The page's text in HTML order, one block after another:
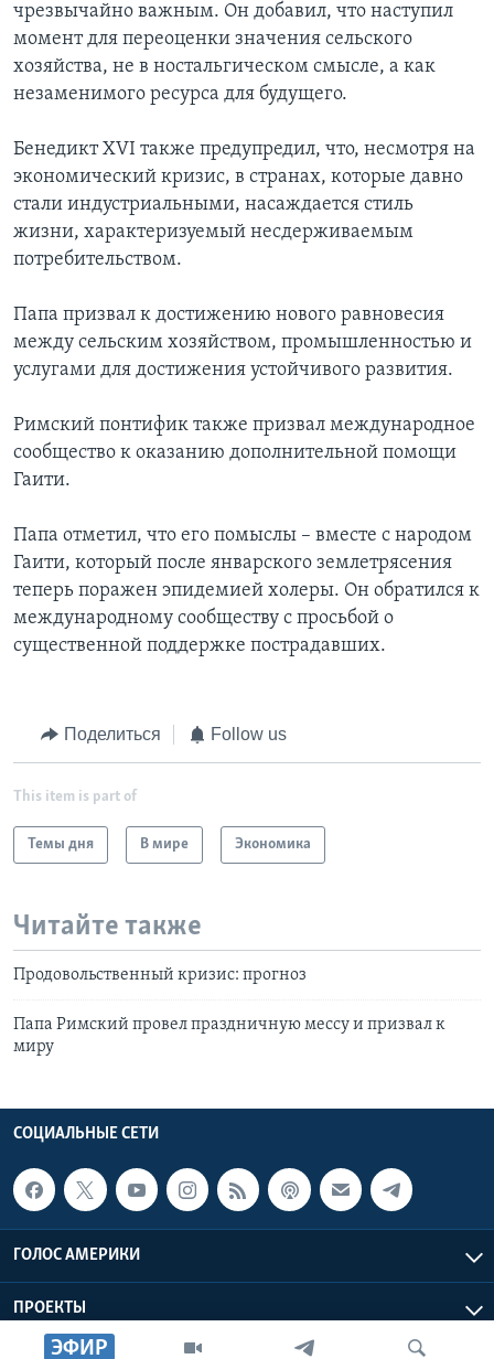
ЭФИР
чрезвычайно важным. Он добавил, что наступил
момент для переоценки значения сельского
хозяйства, не в ностальгическом смысле, а как
незаменимого ресурса для будущего.
Бенедикт XVI также предупредил, что, несмотря на
экономический кризис, в странах, которые давно
стали индустриальными, насаждается стиль
жизни, характеризуемый несдерживаемым
потребительством.
Папа призвал к достижению нового равновесия
между сельским хозяйством, промышленностью и
услугами для достижения устойчивого развития.
Римский понтифик также призвал международное
сообщество к оказанию дополнительной помощи
Гаити.
Папа отметил, что его помыслы – вместе с народом
Гаити, который после январского землетрясения
теперь поражен эпидемией холеры. Он обратился к
международному сообществу с просьбой о
существенной поддержке пострадавших.
Поделиться Follow us
This item is part of
Темы дня В мире Экономика
Читайте также
Продовольственный кризис: прогноз
Папа Римский провел праздничную мессу и призвал к
миру
СОЦИАЛЬНЫЕ СЕТИ
ГОЛОС АМЕРИКИ
ПРОЕКТЫ